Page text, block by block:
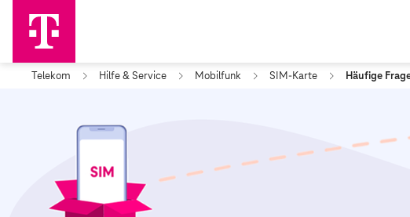
Telekom Hilfe & Service Mobilfunk SIM-Karte Häufige